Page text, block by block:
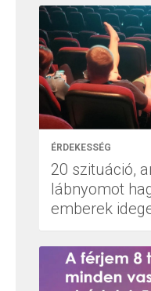
ÉRDEKESSÉG
20 szituáció,
lábnyomot
emberek